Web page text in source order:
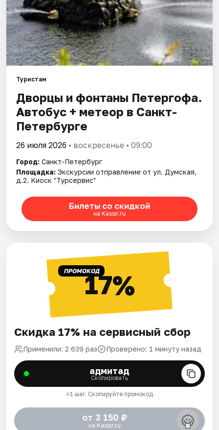
Туристам
Дворцы и фонтаны Петергофа.
Автобус + метеор в Санкт-
Петербурге
26 июля 2026 • воскресенье • 09:00
Город: Санкт-Петербург
Площадка: Экскурсии отправление от ул. Думская,
д.2. Киоск "Турсервис"
Билеты со скидкой
на Kassir.ru
ПРОМОКОД17%
Скидка 17% на сервисный сбор
Применили: 2 639 раз Проверено: 1 минуту назад
адмитад
Скопировать
1 шаг. Скопируйте промокод
от 3 150 ₽
на Kassir.ru